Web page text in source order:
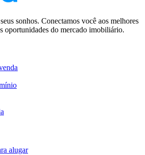
sonhos. Conectamos você aos melhores
oportunidades do mercado imobiliário.
alugar